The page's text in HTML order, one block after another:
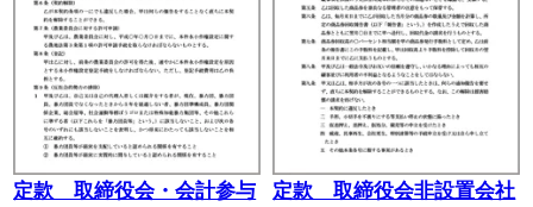
定款 取締役会・会計参与
定款 取締役会非設置会社